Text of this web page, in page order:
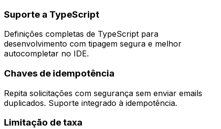
Suporte a TypeScript
Definições completas de TypeScript para
desenvolvimento com tipagem segura e melhor
autocompletar no IDE.
Chaves de idempotência
Repita solicitações com segurança sem enviar emails
duplicados. Suporte integrado à idempotência.
Limitação de taxa